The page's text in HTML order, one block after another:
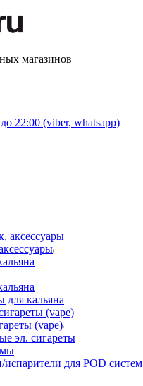
магазинов
22:00 (viber, whatsapp)
для кальяна
(vape)
эл. сигареты
для POD систем